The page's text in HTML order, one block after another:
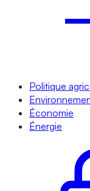
Politique
Économie
Énergie